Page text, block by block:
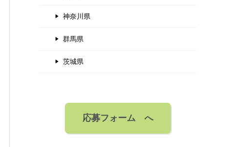
神奈川県
群馬県
茨城県
応募フォーム へ